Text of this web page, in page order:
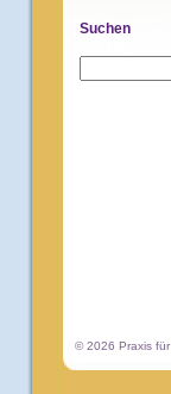
Suchen
© 2026 Praxis